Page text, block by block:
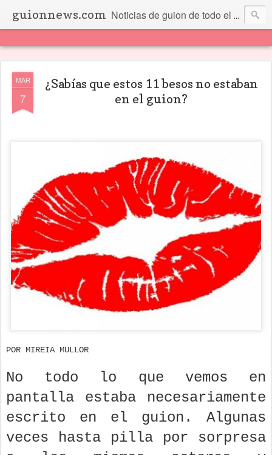
guionnews.com Noticias de guion de todo el mundo... Y más.
MAR
7
¿Sabías que estos 11 besos no estaban
en el guion?
POR MIREIA MULLOR
No todo lo que vemos en
pantalla estaba necesariamente
escrito en el guion. Algunas
veces hasta pilla por sorpresa